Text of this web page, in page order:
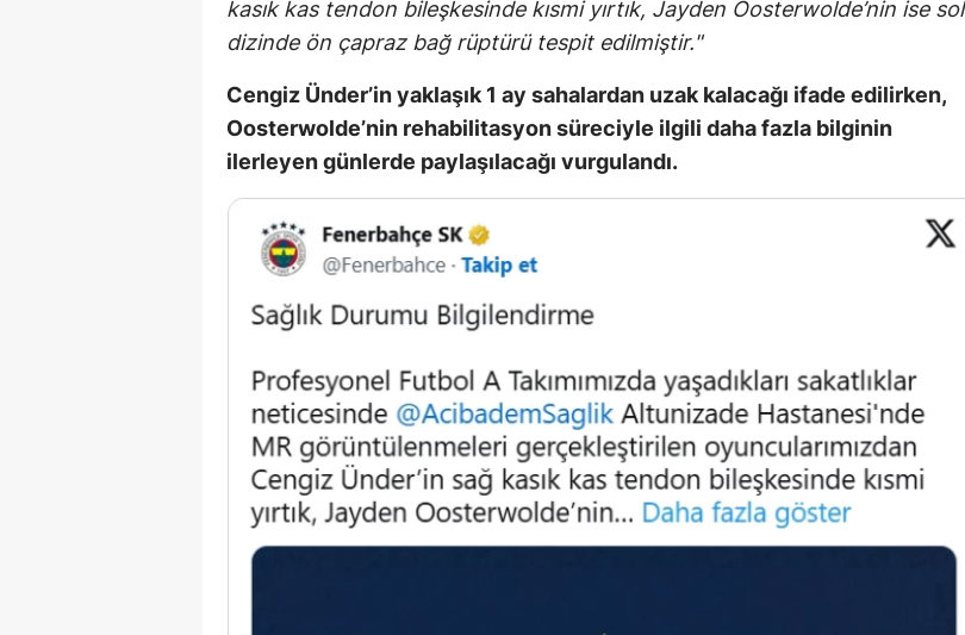
Rize
Sakarya
Samsun
Tokat
Trabzon
Tunceli
kasık kas tendon bileşkesinde kısmi yırtık, Jayden Oosterwolde’nin ise sol
dizinde ön çapraz bağ rüptürü tespit edilmiştir."
Cengiz Ünder’in yaklaşık 1 ay sahalardan uzak kalacağı ifade edilirken,
Oosterwolde’nin rehabilitasyon süreciyle ilgili daha fazla bilginin
ilerleyen günlerde paylaşılacağı vurgulandı.